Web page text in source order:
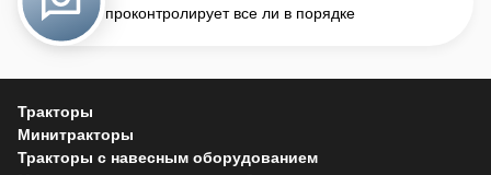
проконтролирует все ли в порядке
Тракторы
Минитракторы
Тракторы с навесным оборудованием